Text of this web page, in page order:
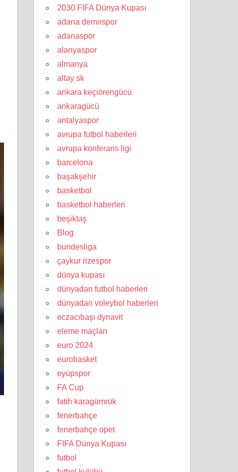
2030 FIFA Dünya Kupası
adana demirspor
adanaspor
alanyaspor
almanya
altay sk
ankara keçiörengücü
ankaragücü
antalyaspor
avrupa futbol haberleri
avrupa konferans ligi
barcelona
başakşehir
basketbol
basketbol haberleri
beşiktaş
Blog
bundesliga
çaykur rizespor
dünya kupası
dünyadan futbol haberleri
dünyadan voleybol haberleri
eczacıbaşı dynavit
eleme maçları
euro 2024
eurobasket
eyüpspor
FA Cup
fatih karagümrük
fenerbahçe
fenerbahçe opet
FIFA Dünya Kupası
futbol